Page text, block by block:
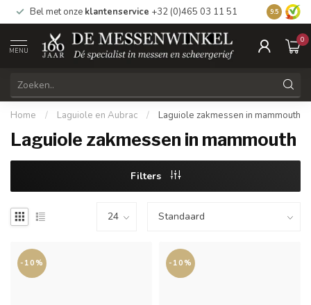
Bel met onze klantenservice +32 (0)465 03 11 51 Bezoek
9.5
MENU
0
Home / Laguiole en Aubrac / Laguiole zakmessen in mammouth
Laguiole zakmessen in mammouth
Filters
-10% -10%